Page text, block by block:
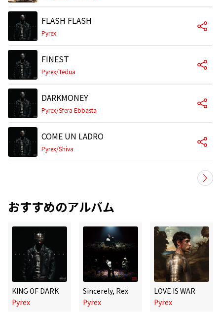
FLASH FLASH
Pyrex
FINEST
Pyrex/Tedua
DARKMONEY
Pyrex/Sfera Ebbasta
COME UN LADRO
Pyrex/Shiva
おすすめのアルバム
KING OF DARK
Pyrex
Sincerely, Rex
Pyrex
LOVE IS WAR
Pyrex